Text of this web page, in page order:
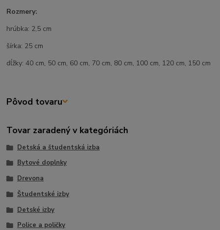
Rozmery:
hrúbka: 2,5 cm
šírka: 25 cm
dĺžky: 40 cm, 50 cm, 60 cm, 70 cm, 80 cm, 100 cm, 120 cm, 150 cm
Pôvod tovaru
Tovar zaradený v kategóriách
Detská a študentská izba
Bytové doplnky
Drevona
Študentské izby
Detské izby
Police a poličky